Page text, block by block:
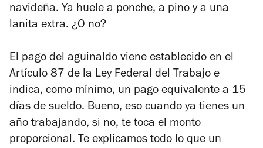
navideña. Ya huele a ponche, a pino y a una
lanita extra. ¿O no?
El pago del aguinaldo viene establecido en el
Artículo 87 de la Ley Federal del Trabajo e
indica, como mínimo, un pago equivalente a 15
días de sueldo. Bueno, eso cuando ya tienes un
año trabajando, si no, te toca el monto
proporcional. Te explicamos todo lo que un